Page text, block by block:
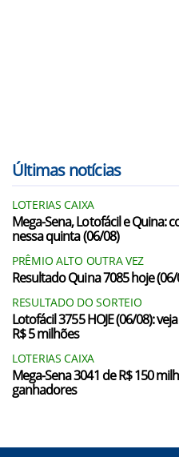
Últimas notícias
LOTERIAS CAIXA
Mega-Sena, Lotofácil e Quina:
nessa quinta (06/08)
PRÊMIO ALTO OUTRA VEZ
Resultado Quina 7085 hoje
RESULTADO DO SORTEIO
Lotofácil 3755 HOJE (06/08):
R$ 5 milhões
LOTERIAS CAIXA
Mega-Sena 3041 de R$ 150
ganhadores